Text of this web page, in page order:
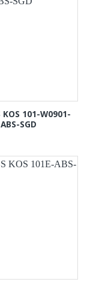
KOS 101-W0901-
ABS-SGD